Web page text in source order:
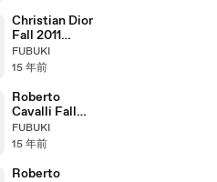
Christian Dior
Fall 2011
Fashion Show
(full)
FUBUKI
15 年前
Roberto
Cavalli Fall
2011 Fashion
Show (full)
FUBUKI
15 年前
Roberto